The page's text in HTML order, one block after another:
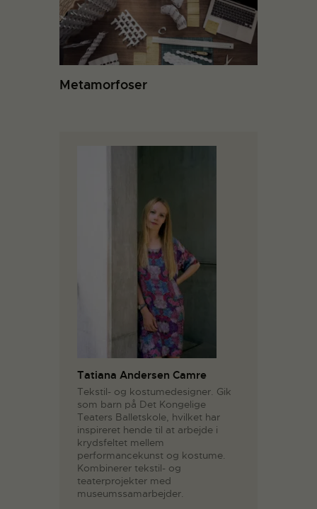
Metamorfoser
Tatiana Andersen Camre
Tekstil- og kostumedesigner. Gik
som barn på Det Kongelige
Teaters Balletskole, hvilket har
inspireret hende til at arbejde i
krydsfeltet mellem
performancekunst og kostume.
Kombinerer tekstil- og
teaterprojekter med
museumssamarbejder.